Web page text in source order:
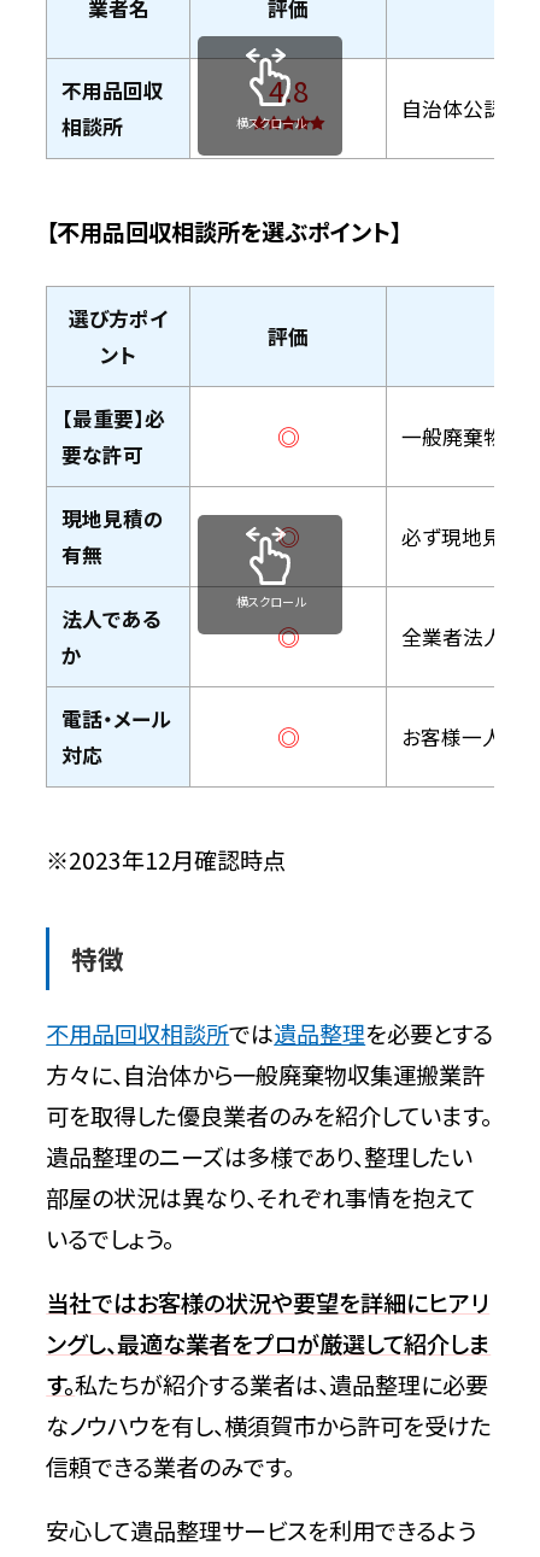
業者名 評価
不用品回収
相談所
4.8 自治体公認の
横スクロール
【不用品回収相談所を選ぶポイント】
選び方ポイ
ント
評価
【最重要】必
要な許可
◎ 一般廃棄物収
現地見積の
有無
◎ 必ず現地見積
法人である
か
◎ 全業者法人か
電話・メール
対応
◎ お客様一人ひ
横スクロール
※2023年12月確認時点
特徴
不用品回収相談所では遺品整理を必要とする
方々に、自治体から一般廃棄物収集運搬業許
可を取得した優良業者のみを紹介しています。
遺品整理のニーズは多様であり、整理したい
部屋の状況は異なり、それぞれ事情を抱えて
いるでしょう。
当社ではお客様の状況や要望を詳細にヒアリ
ングし、最適な業者をプロが厳選して紹介しま
す。私たちが紹介する業者は、遺品整理に必要
なノウハウを有し、横須賀市から許可を受けた
信頼できる業者のみです。
安心して遺品整理サービスを利用できるよう